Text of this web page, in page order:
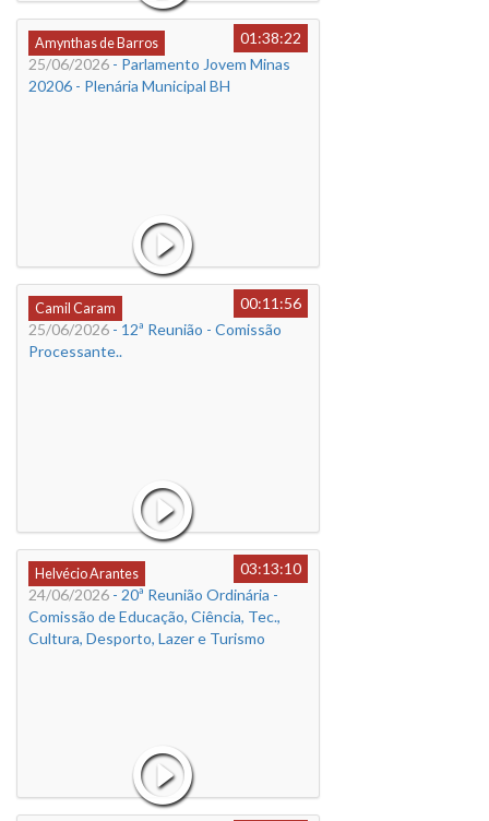
Amynthas de Barros
01:38:22
25/06/2026 - Parlamento Jovem Minas
20206 - Plenária Municipal BH
Camil Caram
00:11:56
25/06/2026 - 12ª Reunião - Comissão
Processante..
Helvécio Arantes
03:13:10
24/06/2026 - 20ª Reunião Ordinária -
Comissão de Educação, Ciência, Tec.,
Cultura, Desporto, Lazer e Turismo